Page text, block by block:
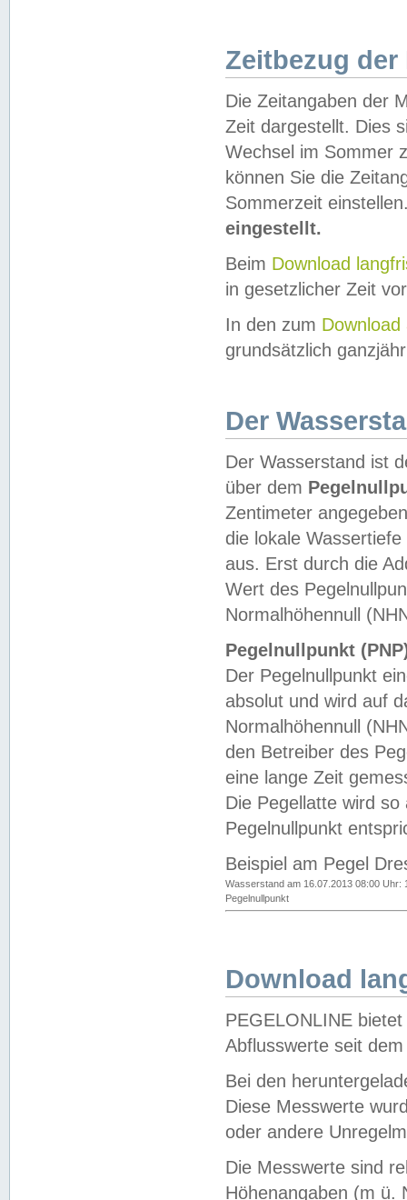
Zeitbezug der
Die Zeitangaben der
Zeit dargestellt. Dies
Wechsel im Sommer
können Sie die
Sommerzeit
eingestellt.
Beim Download
in gesetzlicher Zeit
In den zum Download
grundsätzlich
Der
Der Wasserstand ist
über dem
Zentimeter
die lokale
aus. Erst durch die
Wert des
Normalhöhennull
Pegelnullpunkt
Der Pegelnullpunkt
absolut und wird auf
Normalhöhennull
den Betreiber des
eine lange Zeit
Die Pegellatte wird
Pegelnullpunkt
Beispiel am Pegel
Wasserstand am 16.07.2013 08:00 Uhr:
Pegelnullpunkt
Download
PEGELONLINE
Abflusswerte seit
Bei den
Diese Messwerte
oder andere
Die Messwerte sind
Höhenangaben (m ü.